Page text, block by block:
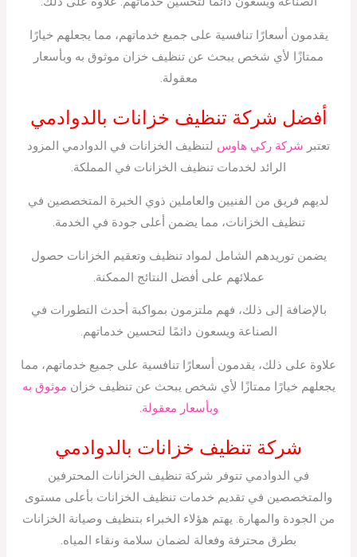
يقدمون أسعارًا تنافسية على جميع خدماتهم، مما يجعلهم خيارًا
ممتازًا لأي شخص يبحث عن تنظيف خزان موثوق به وبأسعار
معقولة.
أفضل شركة تنظيف خزانات بالدوادمي
تعتبر شركة ركي هاوس لتنظيف الخزانات في الدوادمي المزود
الرائد لخدمات تنظيف الخزانات في المملكة.
لديهم فريق من الفنيين والعاملين ذوي الخبرة المتخصصين في
تنظيف الخزانات، مما يضمن أعلى جودة في الخدمة.
يضمن توريدهم الشامل لمواد تنظيف وتعقيم الخزانات حصول
عملائهم على أفضل النتائج الممكنة.
بالإضافة إلى ذلك، فهم ملتزمون بمواكبة أحدث التطورات في
الصناعة ويسعون دائمًا لتحسين خدماتهم.
علاوة على ذلك، يقدمون أسعارًا تنافسية على جميع خدماتهم، مما
يجعلهم خيارًا ممتازًا لأي شخص يبحث عن تنظيف خزان موثوق به
وبأسعار معقولة.
شركة تنظيف خزانات بالدوادمي
في الدوادمي تتوفر شركة تنظيف الخزانات المحترفين
والمتخصصين في تقديم خدمات تنظيف الخزانات بأعلى مستوى
من الجودة والمهارة. يهتم هؤلاء الخبراء بتنظيف وصيانة الخزانات
بطرق محترفة وفعالة لضمان سلامة ونقاء المياه.